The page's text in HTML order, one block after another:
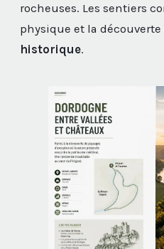
rocheuses. Les sentiers
physique et la découverte
historique.